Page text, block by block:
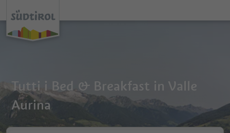
Tutti i Bed & Breakfast in Valle
Aurina